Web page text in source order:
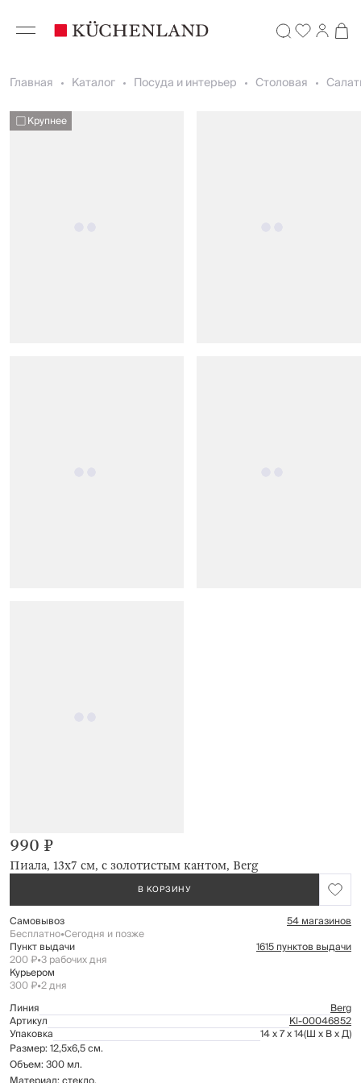
Главная Каталог Посуда и интерьер Столовая
Крупнее
Пиала, 13х7 см, с золотистым кантом, Berg
990 ₽
В КОРЗИНУ
Самовывоз 54 магазинов
Бесплатно•Сегодня и позже
Пункт выдачи 1615 пунктов выдачи
200 ₽•3 рабочих дня
Курьером
300 ₽•2 дня
Линия
Berg
Артикул Kl-00046852
Упаковка 14 x 7 x 14(Ш x В x Д)
Размер: 12,5х6,5 см.
Объем: 300 мл.